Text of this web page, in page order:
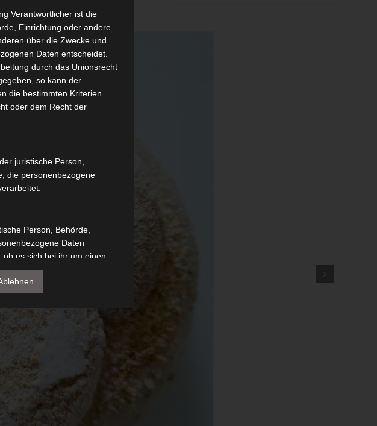
Verantwortlicher ist die
Einrichtung oder andere
über die Zwecke und
Daten entscheidet.
durch das Unionsrecht
so kann der
die bestimmten Kriterien
oder dem Recht der
juristische Person,
die personenbezogene
Person, Behörde,
Daten
es sich bei ihr um einen
im Rahmen eines
dem Unionsrecht oder dem
personenbezogene Daten
Behörde, Einrichtung
Person, dem
und den Personen, die
Verantwortlichen oder des
Daten zu